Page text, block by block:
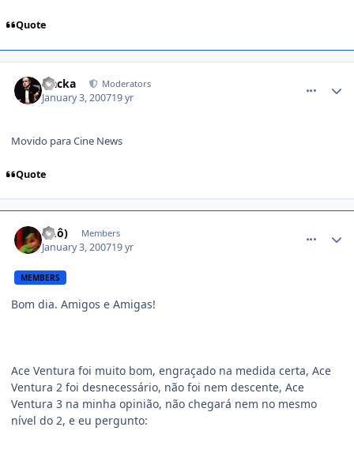
Quote
Nacka Moderators
January 3, 200719 yr
Movido para Cine News
Quote
(Õ.ô) Members
January 3, 200719 yr
MEMBERS
Bom dia. Amigos e Amigas!
Ace Ventura foi muito bom, engraçado na medida certa, Ace
Ventura 2 foi desnecessário, não foi nem descente, Ace
Ventura 3 na minha opinião, não chegará nem no mesmo
nível do 2, e eu pergunto: